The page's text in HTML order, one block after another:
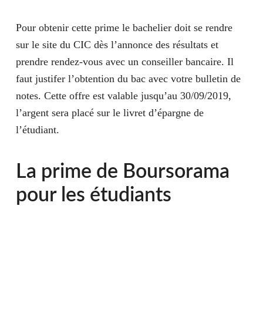
Pour obtenir cette prime le bachelier doit se rendre
sur le site du CIC dès l’annonce des résultats et
prendre rendez-vous avec un conseiller bancaire. Il
faut justifer l’obtention du bac avec votre bulletin de
notes. Cette offre est valable jusqu’au 30/09/2019,
l’argent sera placé sur le livret d’épargne de
l’étudiant.
La prime de Boursorama
pour les étudiants